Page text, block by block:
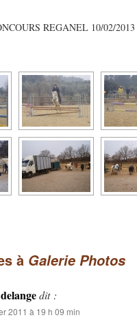
REGANEL 10/02/2013
à Galerie Photos
dit :
2011 à 19 h 09 min